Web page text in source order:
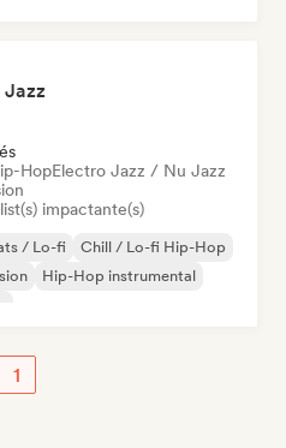
HopElectro Jazz / Nu Jazz
impactante(s)
/ Lo-fi
Chill / Lo-fi Hip-Hop
Hip-Hop instrumental
1